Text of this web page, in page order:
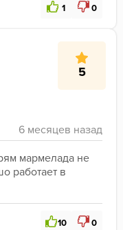
1 0
5
мармелада не
работает в
10 0